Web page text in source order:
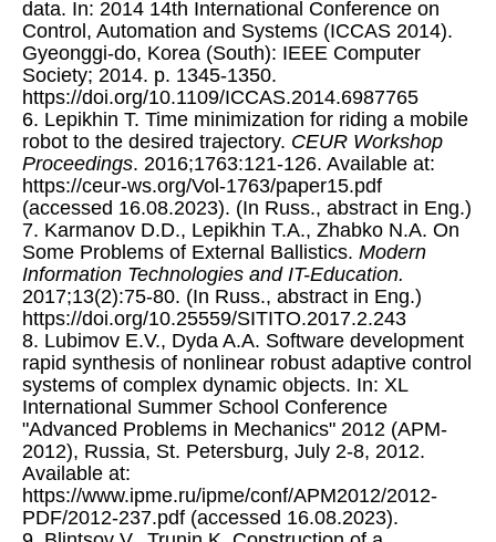
data. In: 2014 14th International Conference on
Control, Automation and Systems (ICCAS 2014).
Gyeonggi-do, Korea (South): IEEE Computer
Society; 2014. p. 1345-1350.
https://doi.org/10.1109/ICCAS.2014.6987765
6. Lepikhin T. Time minimization for riding a mobile
robot to the desired trajectory. CEUR Workshop
Proceedings. 2016;1763:121-126. Available at:
https://ceur-ws.org/Vol-1763/paper15.pdf
(accessed 16.08.2023). (In Russ., abstract in Eng.)
7. Karmanov D.D., Lepikhin T.A., Zhabko N.A. On
Some Problems of External Ballistics. Modern
Information Technologies and IT-Education.
2017;13(2):75-80. (In Russ., abstract in Eng.)
https://doi.org/10.25559/SITITO.2017.2.243
8. Lubimov E.V., Dyda A.A. Software development
rapid synthesis of nonlinear robust adaptive control
systems of complex dynamic objects. In: XL
International Summer School Conference
"Advanced Problems in Mechanics" 2012 (APM-
2012), Russia, St. Petersburg, July 2-8, 2012.
Available at:
https://www.ipme.ru/ipme/conf/APM2012/2012-
PDF/2012-237.pdf (accessed 16.08.2023).